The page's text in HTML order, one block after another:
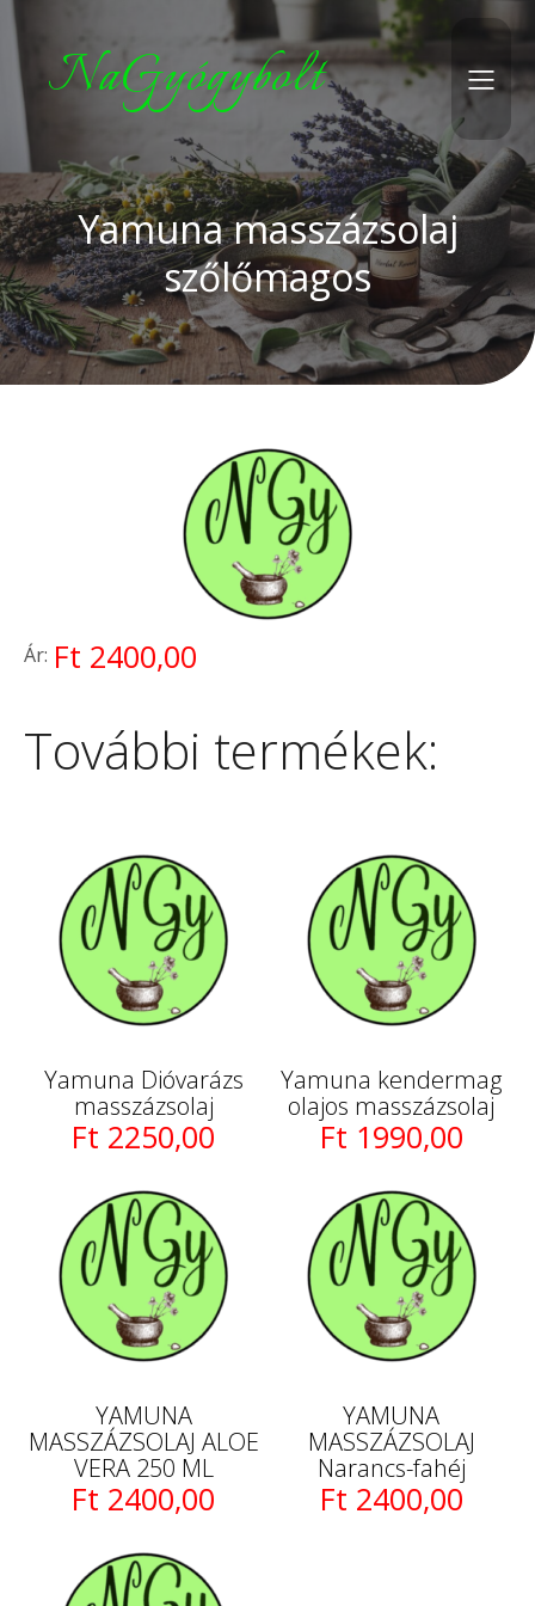
NaGyógybolt
Yamuna masszázsolaj
szőlőmagos
Ár: Ft 2400,00
További termékek:
Yamuna Dióvarázs
masszázsolaj
Ft 2250,00
Yamuna kendermag
olajos masszázsolaj
Ft 1990,00
YAMUNA
MASSZÁZSOLAJ ALOE
VERA 250 ML
Ft 2400,00
YAMUNA
MASSZÁZSOLAJ
Narancs-fahéj
Ft 2400,00